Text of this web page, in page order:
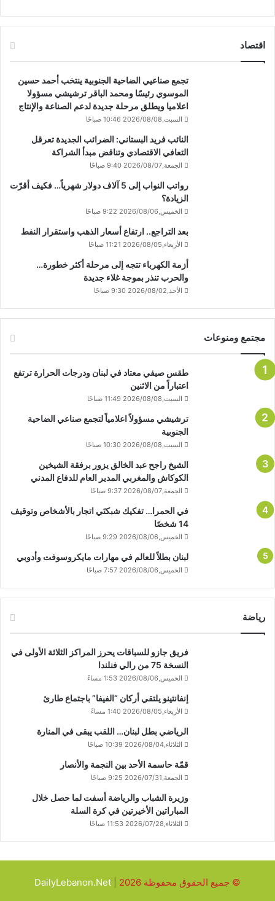
اقتصاد
تجمع صناعيي الضاحية الجنوبية ينتخب أحمد حسين
الموسوي رئيسًا ومحمد الباقر ترشيشي مسؤولا
اعلاميا ويطلق مرحلة جديدة لدعم الصناعة والإنتاج
السبت,2026/08/08 10:46 صباحًا
النائب فريد البستاني: الضرائب الجديدة تعرقل
التعافي الاقتصادي وتناقض مبدأ الشراكة
الجمعة,2026/08/07 9:40 صباحًا
رواتب النواب إلى 5 آلاف دولار شهرياً… فكيف أقرّت
الزيادة؟
الخميس,2026/08/06 9:22 صباحًا
بعد التراجع.. ارتفاع أسعار الذهب واستقرار النفط
الأربعاء,2026/08/05 11:21 صباحًا
أزمة الكهرباء تتجه إلى مرحلة أكثر خطورة…
والحرب تنذر بموجة غلاء جديدة
الأحد,2026/08/02 9:30 صباحًا
مجتمع ومنوعات
طقس صيفي معتاد في لبنان ودرجات الحرارة ترتفع
اعتباراً من الاثنين
السبت,2026/08/08 11:49 صباحًا
ترشيشي مسؤولاً اعلامياً لتجمع صناعي الضاحية
الجنوبية
السبت,2026/08/08 10:30 صباحًا
الشيخ راجح عبد الخالق يزور برفقة الشيخين
الكوكاش والمغربي المدير العام للدفاع المدني
الجمعة,2026/08/07 9:37 صباحًا
في الحمرا… تفكيك شبكتَي اتجار بالأشخاص وتوقيف
14 شخصًا
الخميس,2026/08/06 9:29 صباحًا
لبنان بطلاً للعالم في مهارات مايكروسوفت وأدوبي
الخميس,2026/08/06 7:57 صباحًا
رياضة
فريق جازو للسباقات يحرز المراكز الثلاثة الأولى في
النسخة 75 من رالي فنلندا
الخميس,2026/08/06 1:53 مساءً
إنفانتينو يلتقي أركان “الفيفا” باجتماع طارئ
الأربعاء,2026/08/05 1:40 مساءً
الرياضي بطل لبنان… اللقب يبقى في المنارة
الثلاثاء,2026/08/04 10:39 صباحًا
قمّة حاسمة الأحد بين النجمة والأنصار
الجمعة,2026/07/31 9:25 صباحًا
وزيرة الشباب والرياضة أسفت لما حصل خلال
المباراتين الأخيرتين في كرة السلة
الثلاثاء,2026/07/28 11:53 صباحًا
© جميع الحقوق محفوظة 2026 | DailyLebanon.Net